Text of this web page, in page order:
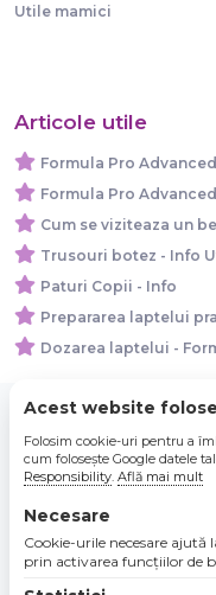
Utile mamici
Articole utile
Formula Pro
Formula Pro
Cum se viziteaza un
Trusouri botez - Info
Paturi Copii - Info
Prepararea laptelui
Dozarea laptelui -
© 2026
Toate preturile sunt
sunt valabile in limita
Acest website
Folosim cookie-uri pentru a
cum folosește Google datele
Responsibility. Află mai mult
Necesare
Cookie-urile necesare ajută
prin activarea funcţiilor de